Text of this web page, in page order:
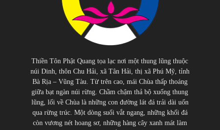
Thiền Tôn Phật Quang tọa lạc nơi một thung lũng thuộc
núi Dinh, thôn Chu Hải, xã Tân Hải, thị xã Phú Mỹ, tỉnh
Bà Rịa – Vũng Tàu. Từ trên cao, mái Chùa thấp thoáng
giữa bạt ngàn núi rừng. Chầm chậm thả bộ xuống thung
lũng, lối về Chùa là những con đường lát đá trải dài uốn
qua rừng trúc. Một dòng suối vắt ngang, những khối đá
còn vương nét hoang sơ, những hàng cây xanh mát làm